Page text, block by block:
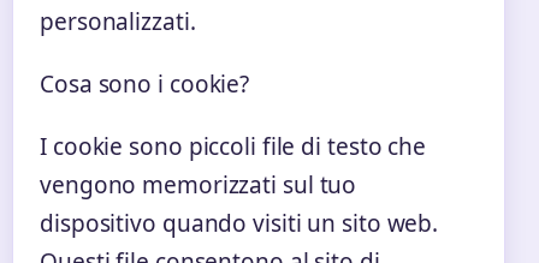
personalizzati.
Cosa sono i cookie?
I cookie sono piccoli file di testo che
vengono memorizzati sul tuo
dispositivo quando visiti un sito web.